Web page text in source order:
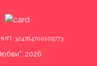
324784700109773
2026